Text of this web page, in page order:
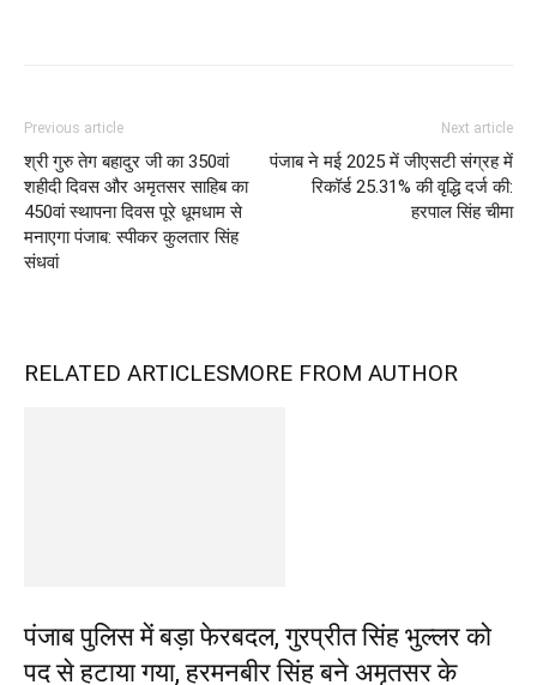
Previous article
श्री गुरु तेग बहादुर जी का 350वां
शहीदी दिवस और अमृतसर साहिब का
450वां स्थापना दिवस पूरे धूमधाम से
मनाएगा पंजाब: स्पीकर कुलतार सिंह
संधवां
Next article
पंजाब ने मई 2025 में जीएसटी संग्रह में
रिकॉर्ड 25.31% की वृद्धि दर्ज की:
हरपाल सिंह चीमा
RELATED ARTICLESMORE FROM AUTHOR
पंजाब पुलिस में बड़ा फेरबदल, गुरप्रीत सिंह भुल्लर को
पद से हटाया गया, हरमनबीर सिंह बने अमृतसर के